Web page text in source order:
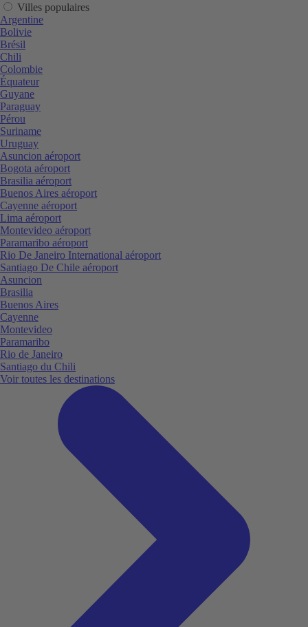
Villes populaires
Argentine
Bolivie
Brésil
Chili
Colombie
Équateur
Guyane
Paraguay
Pérou
Suriname
Uruguay
Asuncion aéroport
Bogota aéroport
Brasilia aéroport
Buenos Aires aéroport
Cayenne aéroport
Lima aéroport
Montevideo aéroport
Paramaribo aéroport
Rio De Janeiro International aéroport
Santiago De Chile aéroport
Asuncion
Brasilia
Buenos Aires
Cayenne
Montevideo
Paramaribo
Rio de Janeiro
Santiago du Chili
Voir toutes les destinations